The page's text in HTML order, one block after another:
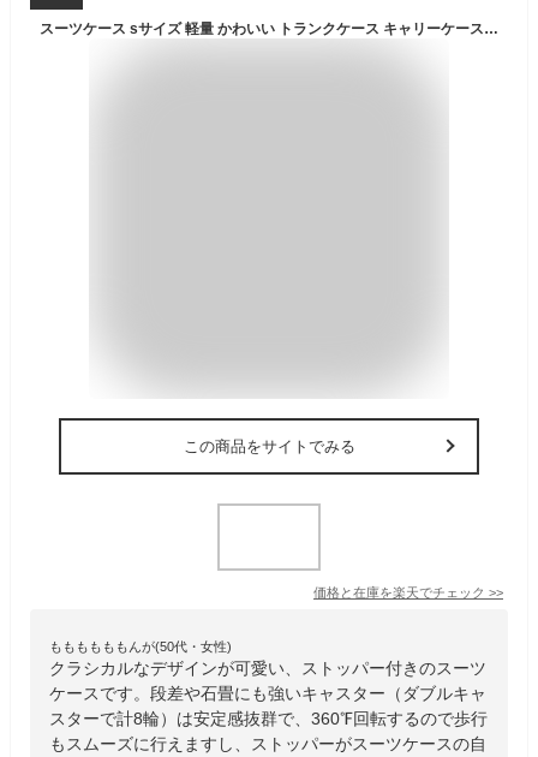
スーツケース sサイズ 軽量 かわいい トランクケース キャリーケース 拡張 キャリーバッグ おしゃれ ストッパー付き 静音 容量拡張可能 TSAロック搭載 1日～3日用 小型 suitcase TANOBI JY01
この商品をサイトでみる
価格と在庫を楽天でチェック >>
ももももももんが(50代・女性)
クラシカルなデザインが可愛い、ストッパー付きのスーツ
ケースです。段差や石畳にも強いキャスター（ダブルキャ
スターで計8輪）は安定感抜群で、360℉回転するので歩行
もスムーズに行えますし、ストッパーがスーツケースの自